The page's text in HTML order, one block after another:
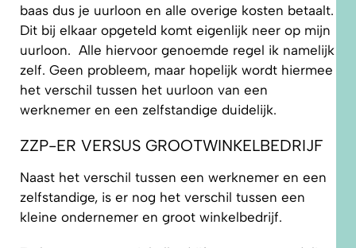
baas dus je uurloon en alle overige kosten betaalt.
Dit bij elkaar opgeteld komt eigenlijk neer op mijn
uurloon. Alle hiervoor genoemde regel ik namelijk
zelf. Geen probleem, maar hopelijk wordt hiermee
het verschil tussen het uurloon van een
werknemer en een zelfstandige duidelijk.
ZZP-ER VERSUS GROOTWINKELBEDRIJF
Naast het verschil tussen een werknemer en een
zelfstandige, is er nog het verschil tussen een
kleine ondernemer en groot winkelbedrijf.